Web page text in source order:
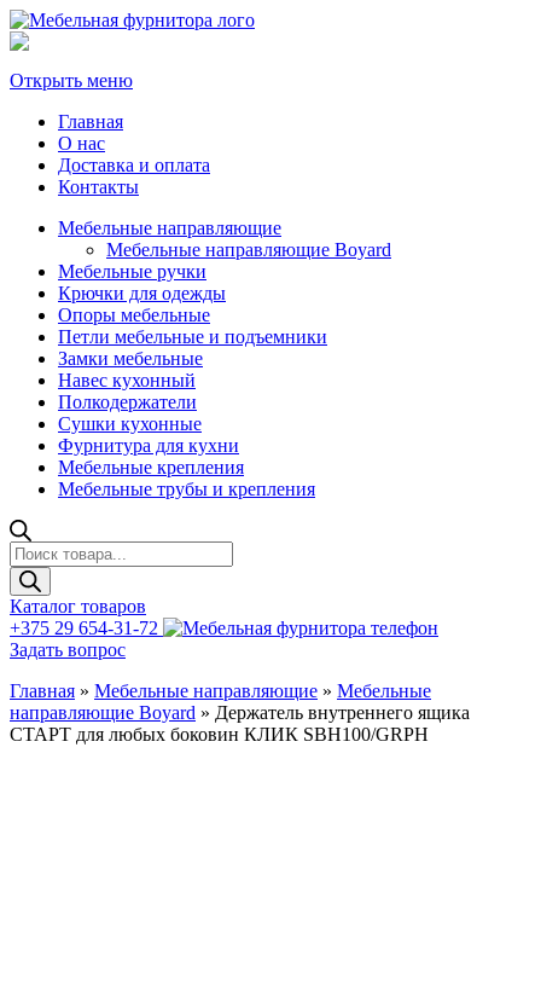
Открыть меню
Главная
О нас
Доставка и оплата
Контакты
Мебельные направляющие
Мебельные направляющие Boyard
Мебельные ручки
Крючки для одежды
Опоры мебельные
Петли мебельные и подъемники
Замки мебельные
Навес кухонный
Полкодержатели
Сушки кухонные
Фурнитура для кухни
Мебельные крепления
Мебельные трубы и крепления
Поиск
товаров
Каталог товаров
+375 29 654-31-72
Задать вопрос
Главная » Мебельные направляющие » Мебельные
направляющие Boyard » Держатель внутреннего ящика
СТАРТ для любых боковин КЛИК SBH100/GRPH